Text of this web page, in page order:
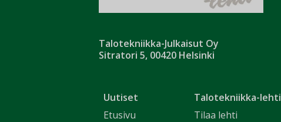
Talotekniikka-Julkaisut Oy
Sitratori 5, 00420 Helsinki
Uutiset
Etusivu
Talotekniikka-lehti
Tilaa lehti